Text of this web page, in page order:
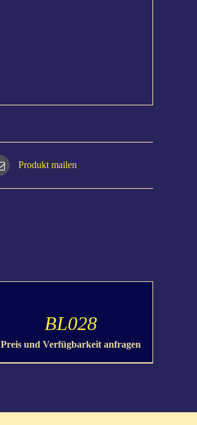
Produkt mailen
BL028
Preis und Verfügbarkeit anfragen